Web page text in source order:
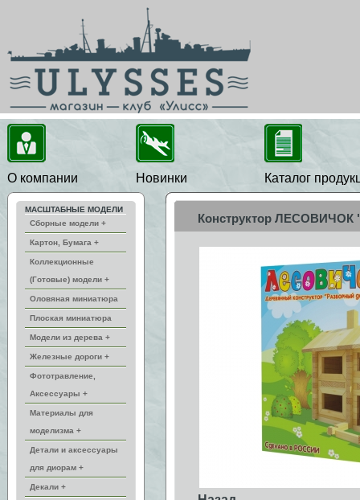
О компании Новинки Каталог
МАСШТАБНЫЕ МОДЕЛИ
Сборные модели +
Картон, Бумага +
Коллекционные
(Готовые) модели +
Оловяная миниатюра
Плоская миниатюра
Модели из дерева +
Железные дороги +
Фототравление,
Аксессуары +
Материалы для
моделизма +
Детали и аксессуары
для диорам +
Декали +
Конструктор ЛЕСОВИЧОК